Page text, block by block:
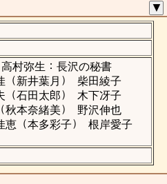
▼
高村弥生 ： 長沢の秘書
（新井葉月 ）
柴田綾子
（石田太郎）
木下冴子
（秋本奈緒美）
野沢伸也
恵（本多彩子）
根岸愛子